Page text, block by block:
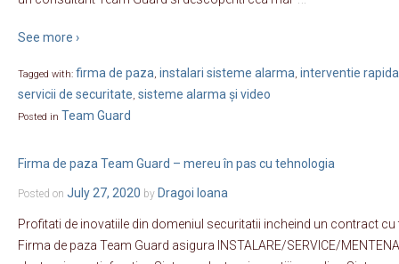
See more ›
Tagged with: firma de paza, instalari sisteme alarma, interventie rapida
servicii de securitate, sisteme alarma și video
Posted in Team Guard
Firma de paza Team Guard – mereu în pas cu tehnologia
Posted on July 27, 2020 by Dragoi Ioana
Profitati de inovatiile din domeniul securitatii incheind un contract cu
Firma de paza Team Guard asigura INSTALARE/SERVICE/